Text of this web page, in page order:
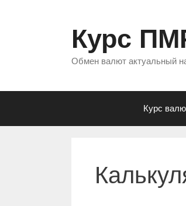
Курс
Обмен валют актуальный
Курс